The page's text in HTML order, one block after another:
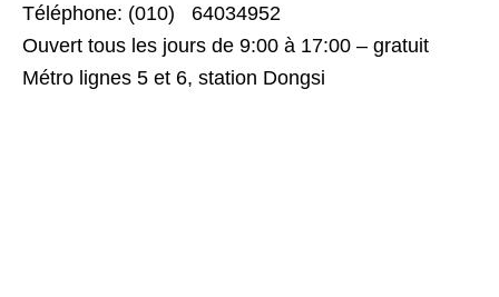
Téléphone: (010) 64034952
Ouvert tous les jours de 9:00 à 17:00 – gratuit
Métro lignes 5 et 6, station Dongsi